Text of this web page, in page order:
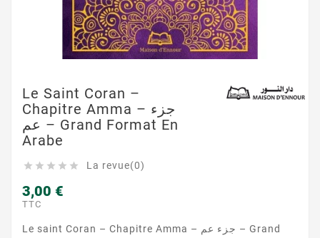
Le Saint Coran –
Chapitre Amma – جزء
عم – Grand Format En
Arabe
     La revue(0)
3,00 €
TTC
Le saint Coran – Chapitre Amma – جزء عم – Grand